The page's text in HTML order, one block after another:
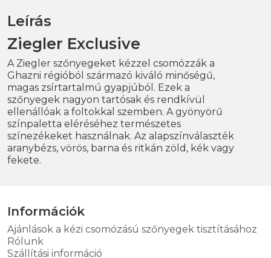
Leírás
Ziegler Exclusive
A Ziegler szőnyegeket kézzel csomózzák a
Ghazni régióból származó kiváló minőségű,
magas zsírtartalmú gyapjúból. Ezek a
szőnyegek nagyon tartósak és rendkívül
ellenállóak a foltokkal szemben. A gyönyörű
színpaletta eléréséhez természetes
színezékeket használnak. Az alapszínválaszték
aranybézs, vörös, barna és ritkán zöld, kék vagy
fekete.
Információk
Ajánlások a kézi csomózású szőnyegek tisztításához
Rólunk
Szállítási információ